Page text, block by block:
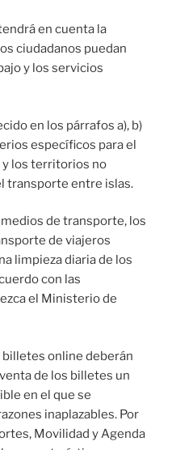
en cuenta la
ciudadanos puedan
y los servicios
en los párrafos a), b)
específicos para el
los territorios no
transporte entre islas.
de transporte, los
de viajeros
limpieza diaria de los
con las
el Ministerio de
online deberán
de los billetes un
en el que se
inaplazables. Por
Movilidad y Agenda